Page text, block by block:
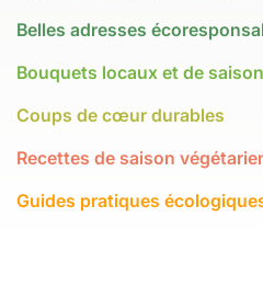
Belles adresses
Bouquets locaux et de saison
Coups de cœur durables
Recettes de saison
Guides pratiques